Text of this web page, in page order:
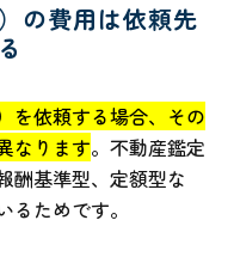
の費用は依頼先
を依頼する場合、その
なります。不動産鑑定
酬基準型、定額型な
ためです。